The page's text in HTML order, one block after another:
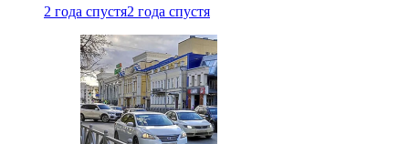
2 года спустя2 года спустя